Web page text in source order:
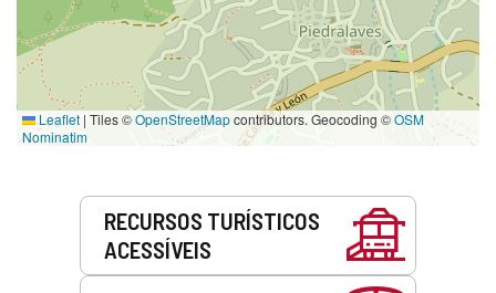
Leaflet | Tiles ©OpenStreetMapcontributors. Geocoding ©OSM
Nominatim
RECURSOS TURÍSTICOS
ACESSÍVEIS